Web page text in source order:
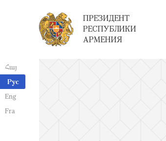
Հայ
Рус
Eng
Fra
ПРЕЗИДЕНТ
РЕСПУБЛИКИ
АРМЕНИЯ